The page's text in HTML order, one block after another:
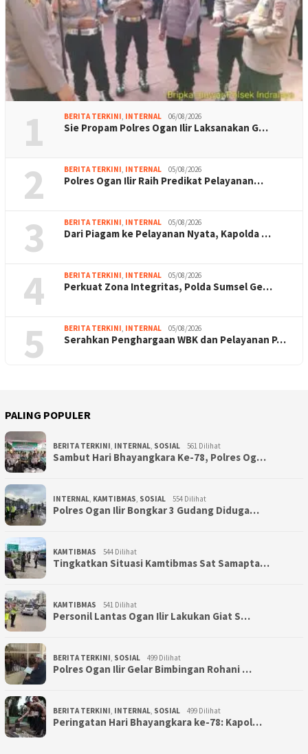
1 BERITA TERKINI, INTERNAL 06/08/2026
Sie Propam Polres Ogan Ilir Laksanakan G…
2 BERITA TERKINI, INTERNAL 05/08/2026
Polres Ogan Ilir Raih Predikat Pelayanan…
3 BERITA TERKINI, INTERNAL 05/08/2026
Dari Piagam ke Pelayanan Nyata, Kapolda …
4 BERITA TERKINI, INTERNAL 05/08/2026
Perkuat Zona Integritas, Polda Sumsel Ge…
5 BERITA TERKINI, INTERNAL 05/08/2026
Serahkan Penghargaan WBK dan Pelayanan P…
PALING POPULER
BERITA TERKINI, INTERNAL, SOSIAL 561 Dilihat
Sambut Hari Bhayangkara Ke-78, Polres Og…
INTERNAL, KAMTIBMAS, SOSIAL 554 Dilihat
Polres Ogan Ilir Bongkar 3 Gudang Diduga…
KAMTIBMAS 544 Dilihat
Tingkatkan Situasi Kamtibmas Sat Samapta…
KAMTIBMAS 541 Dilihat
Personil Lantas Ogan Ilir Lakukan Giat S…
BERITA TERKINI, SOSIAL 499 Dilihat
Polres Ogan Ilir Gelar Bimbingan Rohani …
BERITA TERKINI, INTERNAL, SOSIAL 499 Dilihat
Peringatan Hari Bhayangkara ke-78: Kapol…